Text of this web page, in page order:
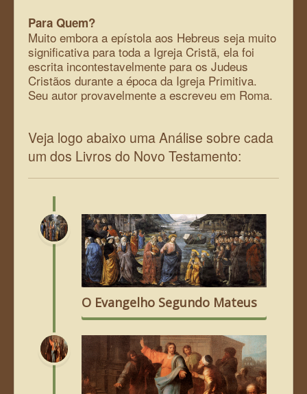
Para Quem?
Muito embora a epístola aos Hebreus seja muito
significativa para toda a Igreja Cristã, ela foi
escrita incontestavelmente para os Judeus
Cristãos durante a época da Igreja Primitiva.
Seu autor provavelmente a escreveu em Roma.
Veja logo abaixo uma Análise sobre cada
um dos Livros do Novo Testamento:
O Evangelho Segundo Mateus